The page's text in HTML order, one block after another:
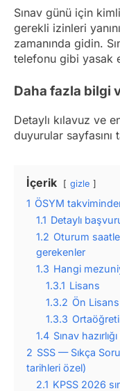
Sınav günü için
gerekli izinleri
zamanında gidin.
telefonu gibi yasak
Daha fazla bilgi
Detaylı kılavuz ve
duyurular sayfasını
İçerik gizle
1 ÖSYM
1.1 Detaylı
1.2 Oturum
gerekenler
1.3 Hangi
1.3.1 Lisans
1.3.2 Ön Lisans
1.3.3
1.4 Sınav
2 SSS — Sıkça
tarihleri özel)
2.1 KPSS 2026